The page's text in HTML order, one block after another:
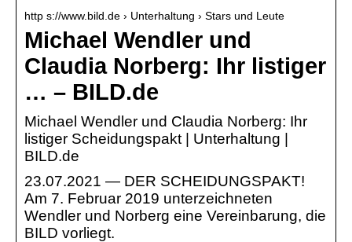
http s://www.bild.de › Unterhaltung › Stars und Leute
Michael Wendler und
Claudia Norberg: Ihr listiger
… – BILD.de
Michael Wendler und Claudia Norberg: Ihr
listiger Scheidungspakt | Unterhaltung |
BILD.de
23.07.2021 — DER SCHEIDUNGSPAKT!
Am 7. Februar 2019 unterzeichneten
Wendler und Norberg eine Vereinbarung, die
BILD vorliegt.